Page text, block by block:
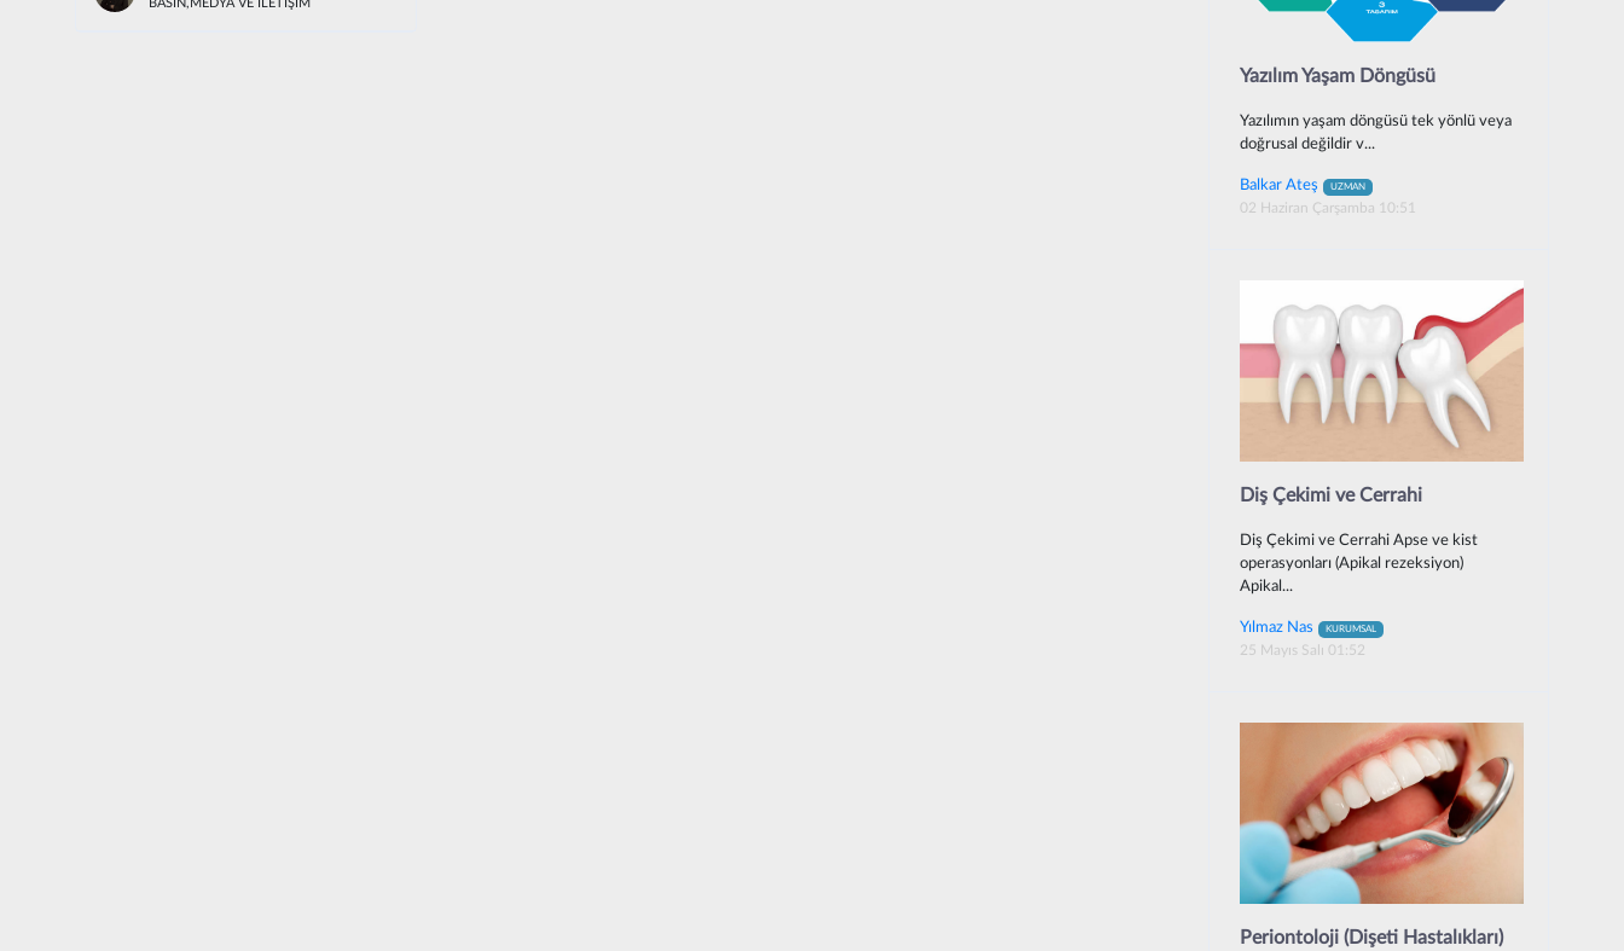
BASIN,MEDYA VE İLETİŞİM
Yazılım Yaşam Döngüsü
Yazılımın yaşam döngüsü tek yönlü veya
doğrusal değildir v...
Balkar Ateş UZMAN
02 Haziran Çarşamba 10:51
Diş Çekimi ve Cerrahi
Diş Çekimi ve Cerrahi Apse ve kist
operasyonları (Apikal rezeksiyon)
Apikal...
Yılmaz Nas KURUMSAL
25 Mayıs Salı 01:52
Periontoloji (Dişeti Hastalıkları)